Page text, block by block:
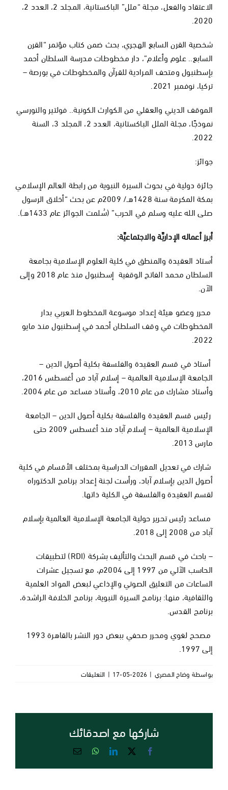
الاعتقاد والفعل، مجلة “ملل” الباكستانية، المجلد 2، العدد 2،
2020.
شخصية القرن السابع الهجري، بحث ضمن كتاب مؤتمر “القرن
السابع.. علوم وأعلام”، دار مخطوطات مدرسة السلطان أحمد
بإسطنبول ومتحف المرادية للقرآن والمخطوطات في بورصة –
تركيا، نوفمبر 2021.
الموقف الديني والعقلي من الكوارث الكونية.. فولتير والنورسي
نموذجًا، مجلة الملل الباكستانية، العدد 2، المجلد 3، السنة
2022.
جوائز:
جائزة دولية في بحوث السيرة النبوية من رابطة العالم الإسلامي
بمكة المكرمة سنة 1428هـ/ 2009م عن بحث “أخلاق الرسول
صلى الله عليه وسلم في الحرب” (سُلمت الجوائز عام 1433هـ).
أبرز أعماله الإداريَّة والاجتماعيَّة:
أستاذ العقيدة والمنطق في كلية العلوم الإسلامية بجامعة
السلطان محمد الفاتح الوقفية إسطنبول منذ عام 2018 وإلى
الآن.
محرر وعضو هيئة إعداد موسوعة المخطوط العربي بدار
المخطوطات في وقف السلطان أحمد في إسطنبول منذ مايو
2022.
أستاذ في قسم العقيدة والفلسفة بكلية أصول الدين –
الجامعة الإسلامية العالمية – إسلام آباد من أغسطس 2016،
وأستاذ مشارك من عام 2010، وأستاذ مساعد من عام 2004.
رئيس قسم العقيدة والفلسفة بكلية أصول الدين – الجامعة
الإسلامية العالمية – إسلام آباد منذ أغسطس 2009 حتى
مارس 2013.
شارك في تعديل المقررات الدراسية بمختلف الأقسام في كلية
أصول الدين بإسلام آباد، ورأست لجنة إعداد برنامج الدكتوراه
لقسم العقيدة والفلسفة في الكلية ذاتها.
مساعد رئيس تحرير حولية الجامعة الإسلامية العالمية بإسلام
آباد من 2008 إلى 2018.
– باحث في قسم البحث والتأليف بشركة (RDI) لتطبيقات
الحاسب الآلي من 1997 إلى 2004م، مع تسجيل عشرات
الساعات من التعليق الصوتي والإذاعي لبعض المواد العلمية
والثقافية، منها: برنامج السيرة النبوية، برنامج الخلافة الراشدة،
برنامج القدس.
مصحح لغوي ومحرر صحفي ببعض دور النشر بالقاهرة 1993
إلى 1997.
بواسطة وضاح المصري |
2026-05-17
| التعليقاتعلى
مغلقة
شاركها مع اصدقائك
Facebook
X
LinkedIn
WhatsApp
Email